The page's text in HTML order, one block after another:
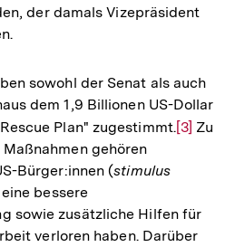
der damals Vizepräsident
sowohl der Senat als auch
dem 1,9 Billionen US-Dollar
Plan" zugestimmt.Zur
[3] Zu
gehören
Bürger:innen (stimulus
bessere
sowie zusätzliche Hilfen für
verloren haben. Darüber